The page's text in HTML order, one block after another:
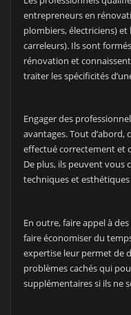
entrepreneurs en
plombiers, électriciens)
carreleurs). Ils sont
rénovation et
traiter les spécificités
Engager des
avantages. Tout d’abord,
effectué correctement et
De plus, ils peuvent vous
techniques et
En outre, faire appel à
faire économiser du
expertise leur permet de
problèmes cachés qui
supplémentaires si ils ne